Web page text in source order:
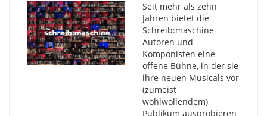
Seit mehr als zehn
Jahren bietet die
Schreib:maschine
Autoren und
Komponisten eine
offene Bühne, in der sie
ihre neuen Musicals vor
(zumeist
wohlwollendem)
Publikum ausprobieren